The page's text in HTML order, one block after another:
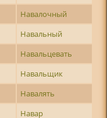
Навалочный
Навальный
Навальцевать
Навальщик
Навалять
Навар